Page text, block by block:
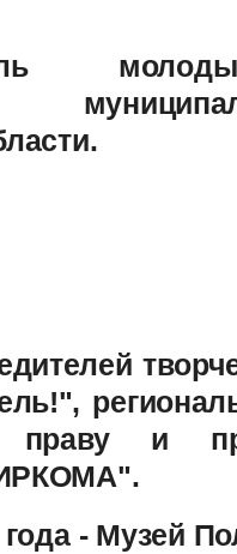
праву и
- Музей